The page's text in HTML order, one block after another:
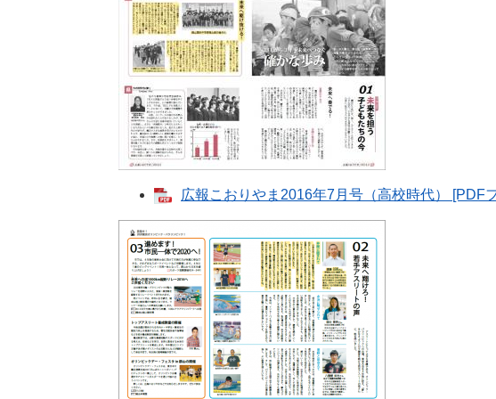
広報こおりやま2016年7月号（高校時代） [PDF